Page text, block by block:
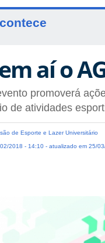
aí o
promoverá
de atividades
de Esporte e Lazer Universitário
2018 - 14:10 - atualizado em 25/